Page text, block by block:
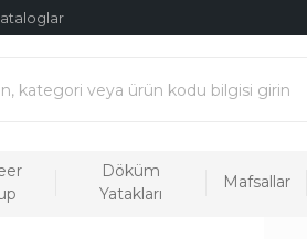
Döküm
Yatakları
Mafsallar